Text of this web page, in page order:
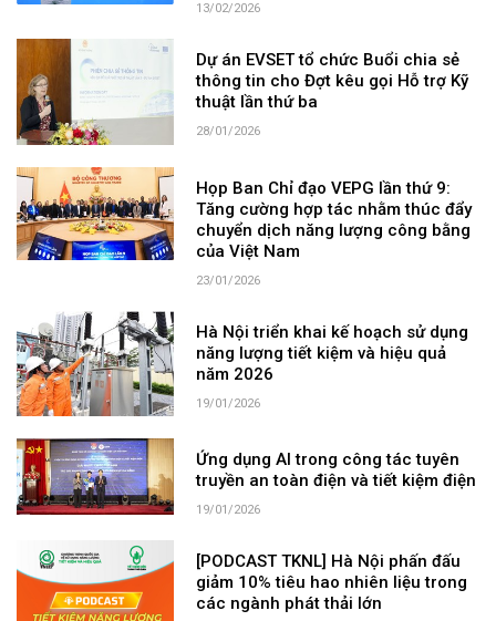
13/02/2026
Dự án EVSET tổ chức Buổi chia sẻ
thông tin cho Đợt kêu gọi Hỗ trợ Kỹ
thuật lần thứ ba
28/01/2026
Họp Ban Chỉ đạo VEPG lần thứ 9:
Tăng cường hợp tác nhằm thúc đẩy
chuyển dịch năng lượng công bằng
của Việt Nam
23/01/2026
Hà Nội triển khai kế hoạch sử dụng
năng lượng tiết kiệm và hiệu quả
năm 2026
19/01/2026
Ứng dụng AI trong công tác tuyên
truyền an toàn điện và tiết kiệm điện
19/01/2026
[PODCAST TKNL] Hà Nội phấn đấu
giảm 10% tiêu hao nhiên liệu trong
các ngành phát thải lớn